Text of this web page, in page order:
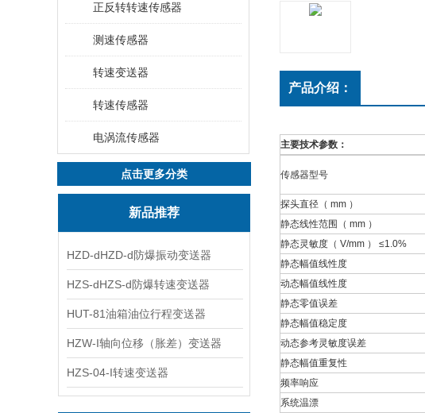
正反转转速传感器
测速传感器
转速变送器
转速传感器
电涡流传感器
点击更多分类
新品推荐
HZD-dHZD-d防爆振动变送器
HZS-dHZS-d防爆转速变送器
HUT-81油箱油位行程变送器
HZW-I轴向位移（胀差）变送器
HZS-04-I转速变送器
产品介绍：
主要技术参数：
传感器型号
探头直径（ mm ）
静态线性范围（ mm ）
静态灵敏度（ V/mm ） ≤1.0%
静态幅值线性度
动态幅值线性度
静态零值误差
静态幅值稳定度
动态参考灵敏度误差
静态幅值重复性
频率响应
系统温漂